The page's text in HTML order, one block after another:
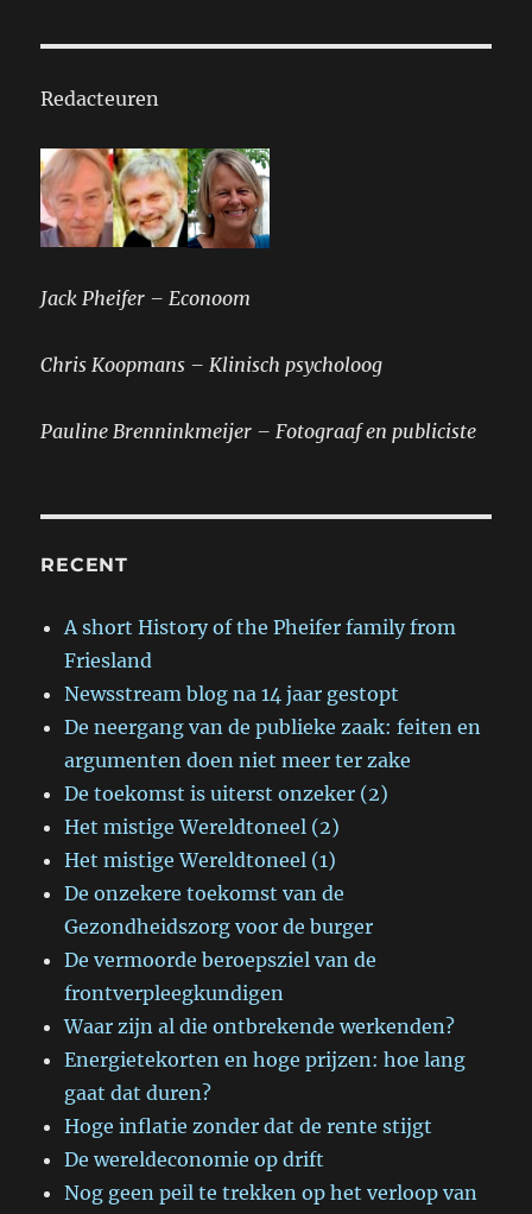
Redacteuren
Jack Pheifer – Econoom
Chris Koopmans – Klinisch psycholoog
Pauline Brenninkmeijer – Fotograaf en publiciste
RECENT
A short History of the Pheifer family from
Friesland
Newsstream blog na 14 jaar gestopt
De neergang van de publieke zaak: feiten en
argumenten doen niet meer ter zake
De toekomst is uiterst onzeker (2)
Het mistige Wereldtoneel (2)
Het mistige Wereldtoneel (1)
De onzekere toekomst van de
Gezondheidszorg voor de burger
De vermoorde beroepsziel van de
frontverpleegkundigen
Waar zijn al die ontbrekende werkenden?
Energietekorten en hoge prijzen: hoe lang
gaat dat duren?
Hoge inflatie zonder dat de rente stijgt
De wereldeconomie op drift
Nog geen peil te trekken op het verloop van